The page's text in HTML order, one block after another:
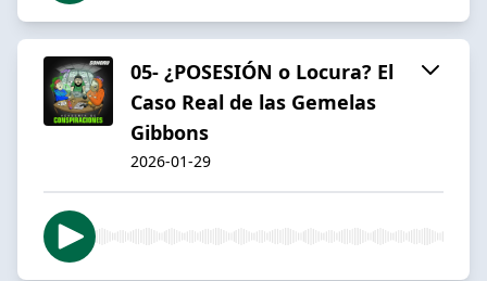
05- ¿POSESIÓN o Locura? El
Caso Real de las Gemelas
Gibbons
2026-01-29